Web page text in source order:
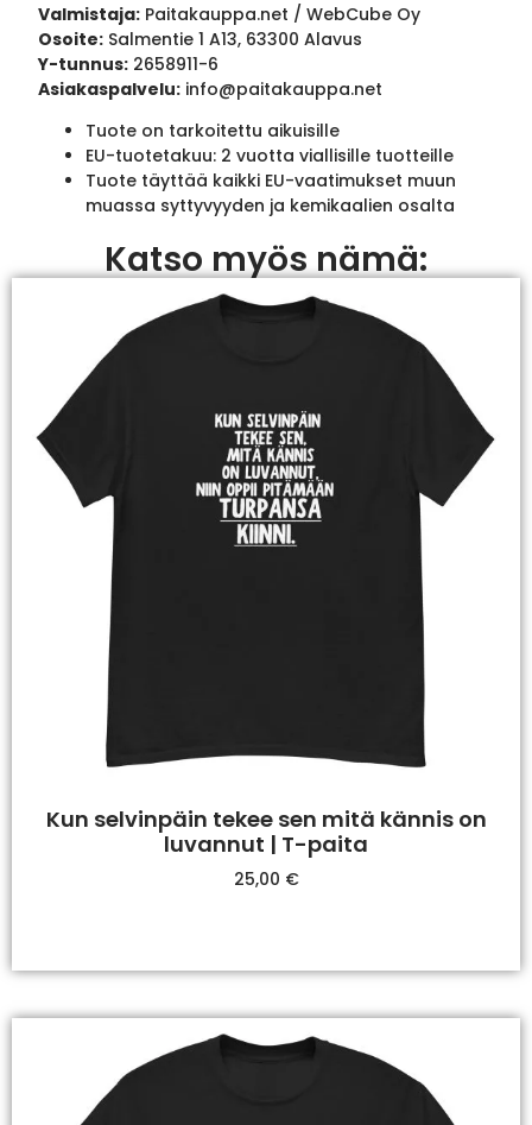
Valmistaja: Paitakauppa.net / WebCube Oy
Osoite: Salmentie 1 A13, 63300 Alavus
Y-tunnus: 2658911-6
Asiakaspalvelu: info@paitakauppa.net
Tuote on tarkoitettu aikuisille
EU-tuotetakuu: 2 vuotta viallisille tuotteille
Tuote täyttää kaikki EU-vaatimukset muun
muassa syttyvyyden ja kemikaalien osalta
Katso myös nämä:
Kun selvinpäin tekee sen mitä kännis on
luvannut | T-paita
25,00 €